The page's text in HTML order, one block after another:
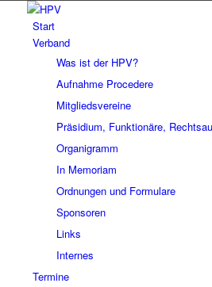
Start
Verband
Was ist der HPV?
Aufnahme Procedere
Mitgliedsvereine
Präsidium, Funktionäre,
Organigramm
In Memoriam
Ordnungen und Formulare
Sponsoren
Links
Internes
Termine